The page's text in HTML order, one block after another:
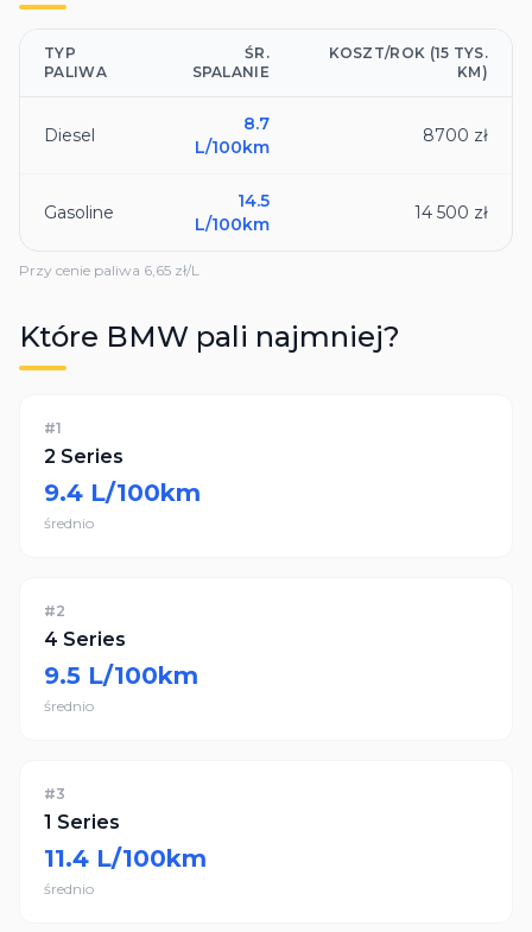
TYP
PALIWA
ŚR.
SPALANIE
KOSZT/ROK (15 TYS.
KM)
Diesel
8.7
L/100km
8700 zł
Gasoline
14.5
L/100km
14 500 zł
Przy cenie paliwa 6,65 zł/L
Które BMW pali najmniej?
#1
2 Series
9.4 L/100km
średnio
#2
4 Series
9.5 L/100km
średnio
#3
1 Series
11.4 L/100km
średnio